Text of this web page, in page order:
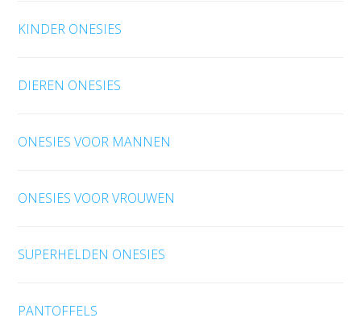
KINDER ONESIES
DIEREN ONESIES
ONESIES VOOR MANNEN
ONESIES VOOR VROUWEN
SUPERHELDEN ONESIES
PANTOFFELS